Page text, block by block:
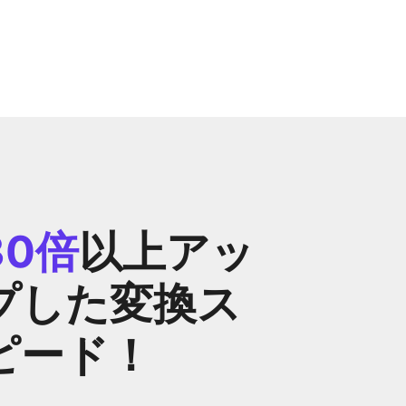
倍以上アッ
した変換ス
ード！